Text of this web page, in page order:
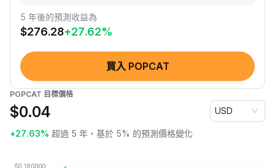
5 年後的預測收益為
$276.28+27.62%
買入 POPCAT
POPCAT 目標價格
$0.04 USD
+27.63% 超過 5 年，基於 5% 的預測價格變化